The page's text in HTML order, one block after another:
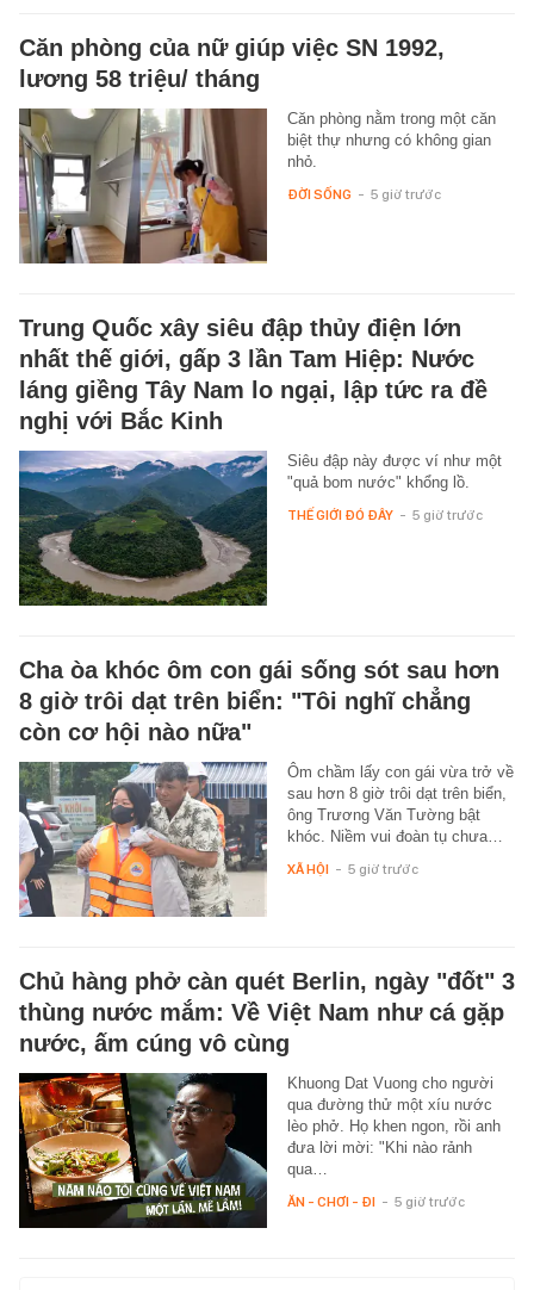
Căn phòng của nữ giúp việc SN 1992,
lương 58 triệu/ tháng
Căn phòng nằm trong một căn
biệt thự nhưng có không gian
nhỏ.
ĐỜI SỐNG - 5 giờ trước
Trung Quốc xây siêu đập thủy điện lớn
nhất thế giới, gấp 3 lần Tam Hiệp: Nước
láng giềng Tây Nam lo ngại, lập tức ra đề
nghị với Bắc Kinh
Siêu đập này được ví như một
"quả bom nước" khổng lồ.
THẾ GIỚI ĐÓ ĐÂY - 5 giờ trước
Cha òa khóc ôm con gái sống sót sau hơn
8 giờ trôi dạt trên biển: "Tôi nghĩ chẳng
còn cơ hội nào nữa"
Ôm chầm lấy con gái vừa trở về
sau hơn 8 giờ trôi dạt trên biển,
ông Trương Văn Tường bật
khóc. Niềm vui đoàn tụ chưa…
XÃ HỘI - 5 giờ trước
Chủ hàng phở càn quét Berlin, ngày "đốt" 3
thùng nước mắm: Về Việt Nam như cá gặp
nước, ấm cúng vô cùng
Khuong Dat Vuong cho người
qua đường thử một xíu nước
lèo phở. Họ khen ngon, rồi anh
đưa lời mời: "Khi nào rảnh
qua…
ĂN - CHƠI - ĐI - 5 giờ trước